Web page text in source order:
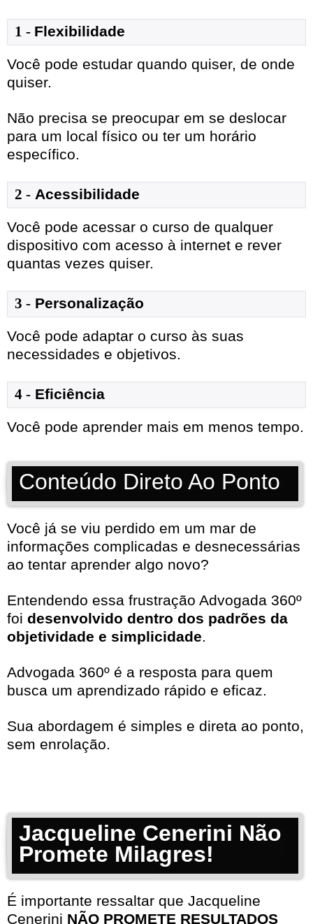
1 - Flexibilidade
Você pode estudar quando quiser, de onde
quiser.
Não precisa se preocupar em se deslocar
para um local físico ou ter um horário
específico.
2 - Acessibilidade
Você pode acessar o curso de qualquer
dispositivo com acesso à internet e rever
quantas vezes quiser.
3 - Personalização
Você pode adaptar o curso às suas
necessidades e objetivos.
4 - Eficiência
Você pode aprender mais em menos tempo.
Conteúdo Direto Ao Ponto
Você já se viu perdido em um mar de
informações complicadas e desnecessárias
ao tentar aprender algo novo?
Entendendo essa frustração Advogada 360º
foi desenvolvido dentro dos padrões da
objetividade e simplicidade.
Advogada 360º é a resposta para quem
busca um aprendizado rápido e eficaz.
Sua abordagem é simples e direta ao ponto,
sem enrolação.
Jacqueline Cenerini Não
Promete Milagres!
É importante ressaltar que Jacqueline
Cenerini NÃO PROMETE RESULTADOS